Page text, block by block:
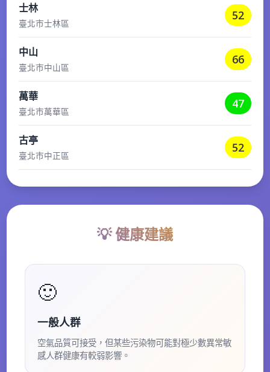
士林
臺北市士林區
52
中山
臺北市中山區
66
萬華
臺北市萬華區
47
古亭
臺北市中正區
52
松山 54
陽明
臺北市北投區
💡 健康建議
🙂
一般人群
空氣品質可接受，但某些污染物可能對極少數異常敏
感人群健康有較弱影響。